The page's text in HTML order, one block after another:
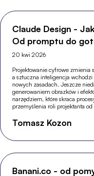
Claude Design -
Od promptu do
20 kwi 2026
Projektowanie cyfrowe zmienia
a sztuczna inteligencja
nowych zasadach. Jeszcze
generowaniem obrazków i
narzędziem, które skraca
przemyślenia roli projektanta od
Tomasz Kozon
Banani.co - od